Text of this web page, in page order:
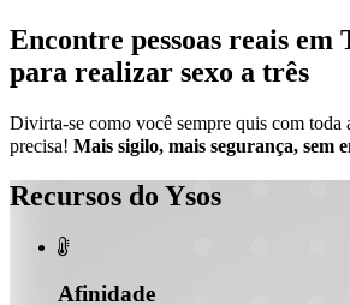
Encontre pessoas reais em
para realizar sexo a três
Divirta-se como você sempre quis com toda
precisa! Mais sigilo, mais segurança, sem
Recursos do Ysos

Afinidade